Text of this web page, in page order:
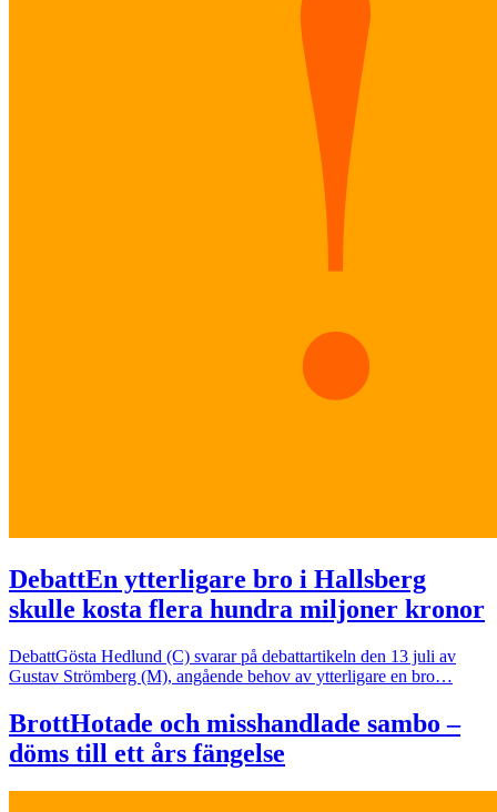
DebattEn ytterligare bro i Hallsberg
skulle kosta flera hundra miljoner kronor
DebattGösta Hedlund (C) svarar på debattartikeln den 13 juli av
Gustav Strömberg (M), angående behov av ytterligare en bro…
BrottHotade och misshandlade sambo –
döms till ett års fängelse